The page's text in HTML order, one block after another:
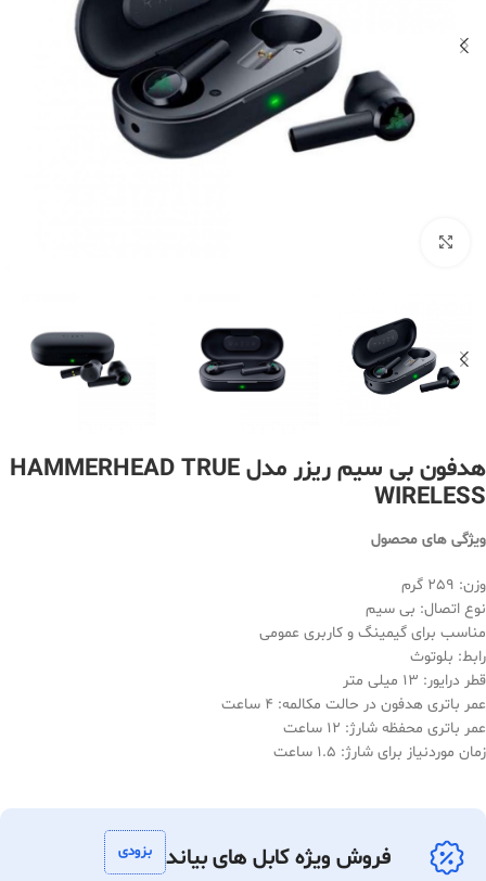
هدفون بی سیم ریزر مدل HAMMERHEAD TRUE
WIRELESS
ویژگی های محصول
وزن: 259 گرم
نوع اتصال: بی سیم
مناسب برای گیمینگ و کاربری عمومی
رابط: بلوتوث
قطر درایور: 13 میلی متر
عمر باتری هدفون در حالت مکالمه: 4 ساعت
عمر باتری محفظه شارژ: 12 ساعت
زمان موردنیاز برای شارژ: 1.5 ساعت
فروش ویژه کابل های بیاند بزودی